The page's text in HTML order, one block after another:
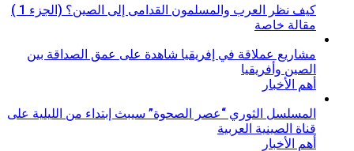
كيف نظر العرب والمسلمون القدامى إلى الصين؟ (الجزء 1 )
مقالة خاصة
مشاريع عملاقة في إفريقيا شاهدة على عمق الصداقة بين
الصين وأفريقيا
أهم الأخبار
المسلسل الثوري “عصر الصحوة” سيبث إبتداء من الليلية على
قناة الصينية العربية
أهم الأخبار